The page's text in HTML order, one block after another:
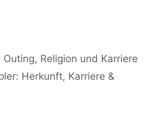
Religion und Karriere
Herkunft, Karriere &